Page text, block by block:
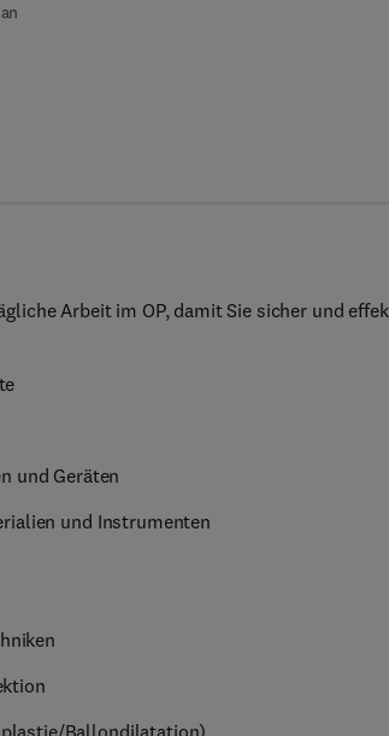
Arbeit im OP, damit Sie sicher und
und Geräten
und Instrumenten
Ballondilatation)